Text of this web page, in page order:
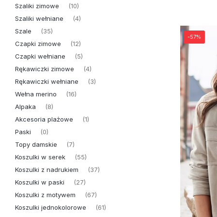
Szaliki zimowe (10)
Szaliki wełniane (4)
Szale (35)
Czapki zimowe (12)
Czapki wełniane (5)
Rękawiczki zimowe (4)
Rękawiczki wełniane (3)
Wełna merino (16)
Alpaka (8)
Akcesoria plażowe (1)
Paski (0)
Topy damskie (7)
Koszulki w serek (55)
Koszulki z nadrukiem (37)
Koszulki w paski (27)
Koszulki z motywem (67)
Koszulki jednokolorowe (61)
-57%